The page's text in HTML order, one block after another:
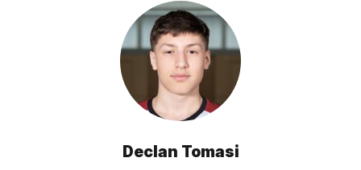
Declan Tomasi